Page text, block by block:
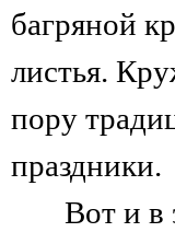
багряной
листья.
пору
праздники.
Вот и в